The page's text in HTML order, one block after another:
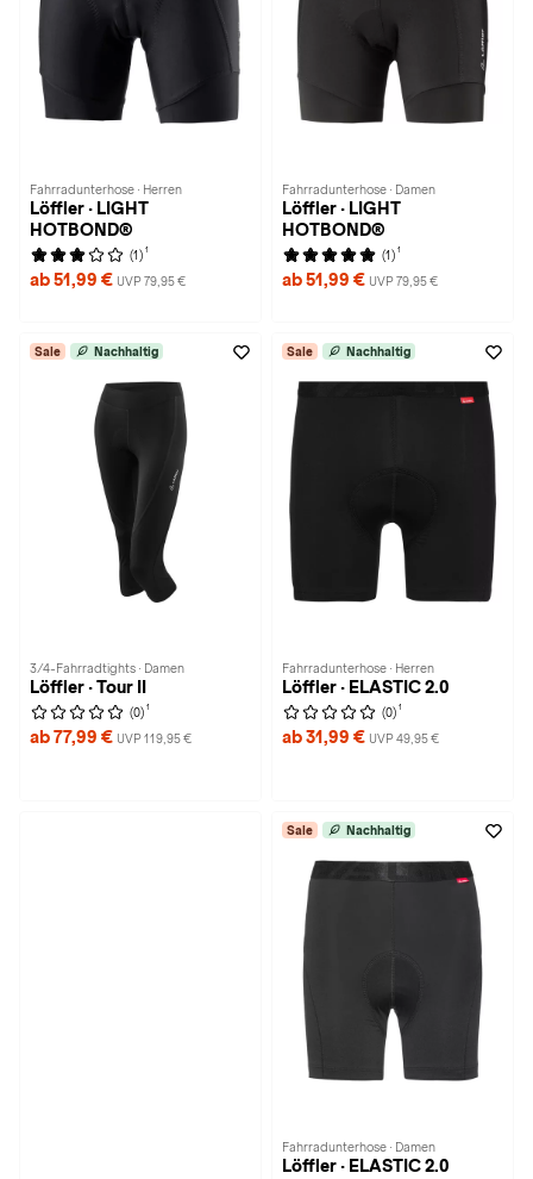
Fahrradunterhose · Herren
Löffler · LIGHT
HOTBOND®
(1) 1
ab 51,99 € UVP 79,95 €
Fahrradunterhose · Damen
Löffler · LIGHT
HOTBOND®
(1) 1
ab 51,99 € UVP 79,95 €
Sale Nachhaltig
3/4-Fahrradtights · Damen
Löffler · Tour II
(0) 1
ab 77,99 € UVP 119,95 €
Sale Nachhaltig
Fahrradunterhose · Herren
Löffler · ELASTIC 2.0
(0) 1
ab 31,99 € UVP 49,95 €
Sale Nachhaltig
Fahrradunterhose · Damen
Löffler · ELASTIC 2.0